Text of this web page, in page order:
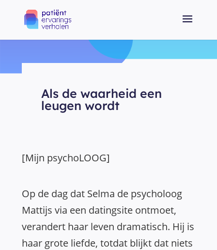
Als de waarheid een
leugen wordt
[Mijn psychoLOOG]
Op de dag dat Selma de psycholoog
Mattijs via een datingsite ontmoet,
verandert haar leven dramatisch. Hij is
haar grote liefde, totdat blijkt dat niets